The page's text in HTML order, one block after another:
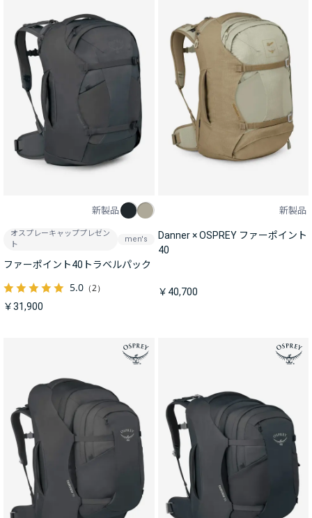
新製品
オスプレーキャッププレゼン
ト
men's
ファーポイント40トラベルパック
5.0 （2）
￥31,900
新製品
Danner × OSPREY ファーポイント
40
￥40,700